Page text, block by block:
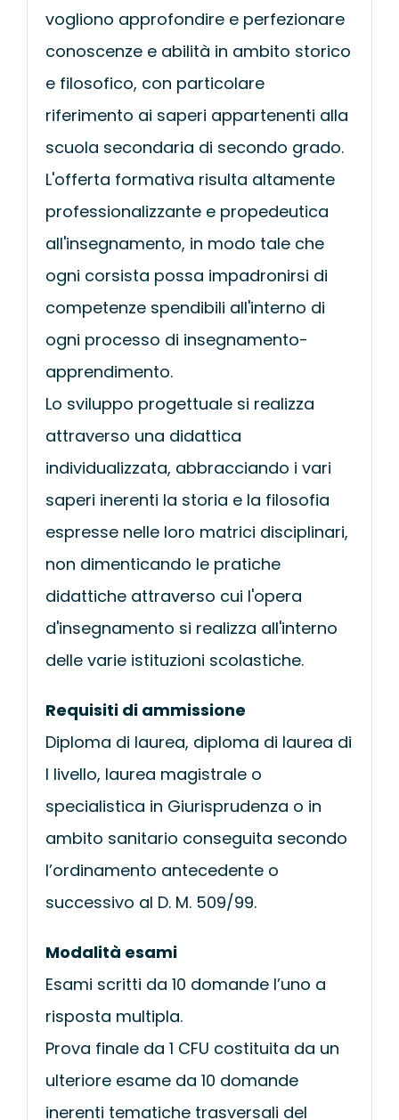
vogliono approfondire e perfezionare
conoscenze e abilità in ambito storico
e filosofico, con particolare
riferimento ai saperi appartenenti alla
scuola secondaria di secondo grado.
L'offerta formativa risulta altamente
professionalizzante e propedeutica
all'insegnamento, in modo tale che
ogni corsista possa impadronirsi di
competenze spendibili all'interno di
ogni processo di insegnamento-
apprendimento.
Lo sviluppo progettuale si realizza
attraverso una didattica
individualizzata, abbracciando i vari
saperi inerenti la storia e la filosofia
espresse nelle loro matrici disciplinari,
non dimenticando le pratiche
didattiche attraverso cui l'opera
d'insegnamento si realizza all'interno
delle varie istituzioni scolastiche.
Requisiti di ammissione
Diploma di laurea, diploma di laurea di
I livello, laurea magistrale o
specialistica in Giurisprudenza o in
ambito sanitario conseguita secondo
l’ordinamento antecedente o
successivo al D. M. 509/99.
Modalità esami
Esami scritti da 10 domande l’uno a
risposta multipla.
Prova finale da 1 CFU costituita da un
ulteriore esame da 10 domande
inerenti tematiche trasversali del